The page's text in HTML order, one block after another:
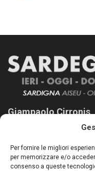
Per fornire le migliori
per memorizzare e/o
consenso a queste
Giampaolo Cirronis
Sardegna Ieri-Oggi-
nostro passato e,